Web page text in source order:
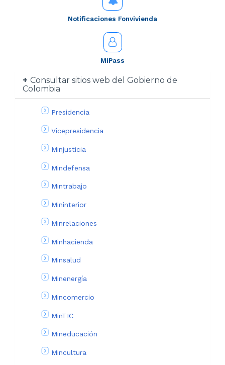
Notificaciones Fonvivienda
MiPass
Consultar sitios web del Gobierno de
Colombia
Presidencia
Vicepresidencia
Minjusticia
Mindefensa
Mintrabajo
Mininterior
Minrelaciones
Minhacienda
Minsalud
Minenergía
Mincomercio
MinTIC
Mineducación
Mincultura